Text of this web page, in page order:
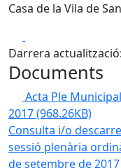
Casa de la Vila de
Darrera
Documents
Acta Ple
2017(968.26KB)
Consulta i/o
sessió plenària
de setembre de 2017